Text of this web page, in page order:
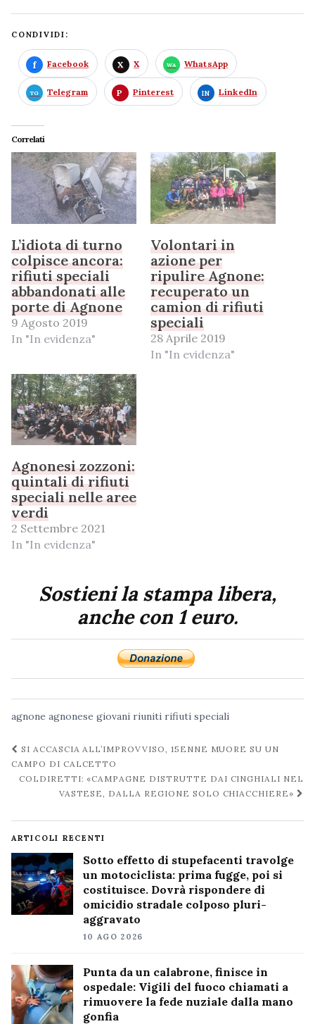
CONDIVIDI:
Facebook X WhatsApp
Telegram Pinterest LinkedIn
Correlati
L’idiota di turno
colpisce ancora:
rifiuti speciali
abbandonati alle
porte di Agnone
9 Agosto 2019
In "In evidenza"
Volontari in
azione per
ripulire Agnone:
recuperato un
camion di rifiuti
speciali
28 Aprile 2019
In "In evidenza"
Agnonesi zozzoni:
quintali di rifiuti
speciali nelle aree
verdi
2 Settembre 2021
In "In evidenza"
Sostieni la stampa libera,
anche con 1 euro.
agnone agnonese giovani riuniti rifiuti speciali
Navigazione
post
SI ACCASCIA ALL’IMPROVVISO, 15ENNE MUORE SU UN
CAMPO DI CALCETTO
COLDIRETTI: «CAMPAGNE DISTRUTTE DAI CINGHIALI NEL
VASTESE, DALLA REGIONE SOLO CHIACCHIERE»
ARTICOLI RECENTI
Sotto effetto di stupefacenti travolge
un motociclista: prima fugge, poi si
costituisce. Dovrà rispondere di
omicidio stradale colposo pluri-
aggravato
10 AGO 2026
Punta da un calabrone, finisce in
ospedale: Vigili del fuoco chiamati a
rimuovere la fede nuziale dalla mano
gonfia